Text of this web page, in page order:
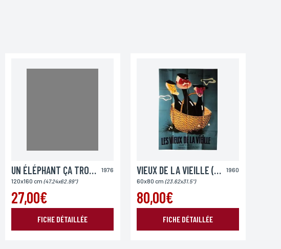
1976
UN ÉLÉPHANT ÇA TROMPE ÉNORMÉMENT
120x160 cm (47.24x62.99")
27,00€
FICHE DÉTAILLÉE
1960
VIEUX DE LA VIEILLE (LES)
60x80 cm (23.62x31.5")
80,00€
FICHE DÉTAILLÉE